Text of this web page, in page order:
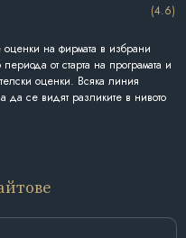
(4.6)
оценки на фирмата в избрани
от старта на програмата и
оценки. Всяка линия
да се видят разликите в нивото